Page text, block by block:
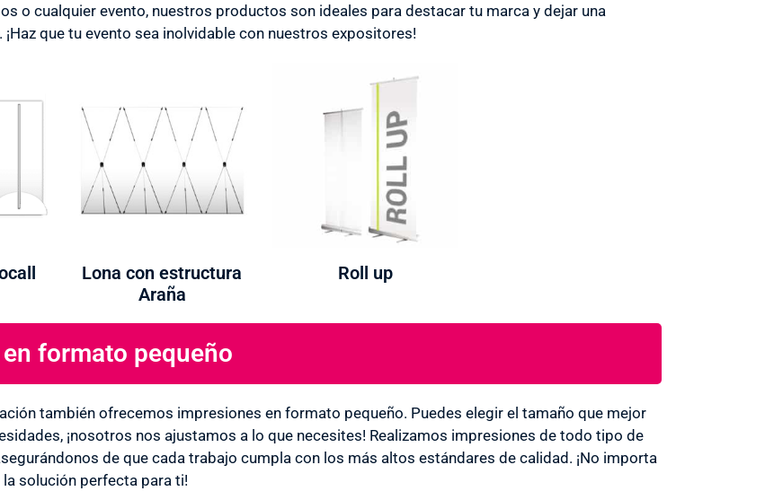
o cualquier evento, nuestros productos son ideales para destacar tu marca y dejar una
que tu evento sea inolvidable con nuestros expositores!
Lona con estructura
Araña
Roll up
formato pequeño
también ofrecemos impresiones en formato pequeño. Puedes elegir el tamaño que mejor
¡nosotros nos ajustamos a lo que necesites! Realizamos impresiones de todo tipo de
de que cada trabajo cumpla con los más altos estándares de calidad. ¡No importa
solución perfecta para ti!